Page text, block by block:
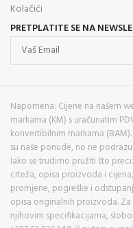
Kolačići
PRETPLATITE SE NA
Napomena: Cijene na našem
markama (KM) s uračunatim
konvertibilnim markama
su naše ponude, no ne
Iako se trudimo pružiti što
crteža, opisa proizvoda i
promjene, pogreške i
opisa originalnih proizvoda.
njihovim specifikacijama,